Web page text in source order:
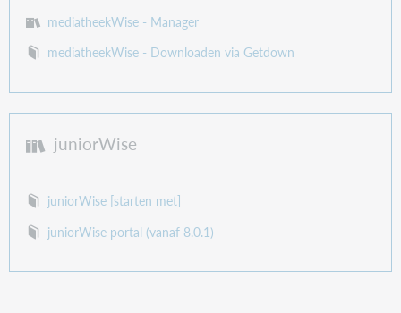
mediatheekWise - Manager
mediatheekWise - Downloaden via Getdown
juniorWise
juniorWise [starten met]
juniorWise portal (vanaf 8.0.1)